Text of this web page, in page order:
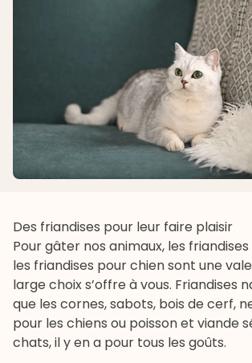
Des friandises pour leur faire plaisir
Pour gâter nos animaux, les
les friandises pour chien sont une
large choix s’offre à vous. Friandises
que les cornes, sabots, bois de cerf,
pour les chiens ou poisson et viande
chats, il y en a pour tous les goûts.